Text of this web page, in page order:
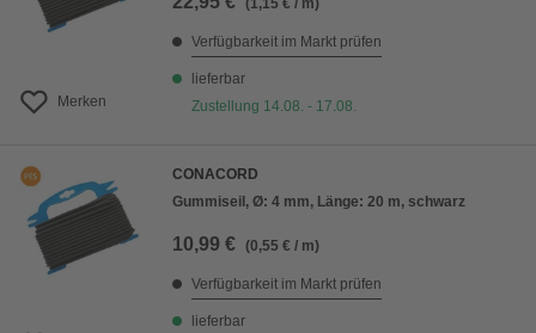
Merken
(1,15 € / m)
Verfügbarkeit im Markt prüfen
lieferbar
Zustellung 14.08. - 17.08.
CONACORD
Gummiseil, Ø: 4 mm, Länge: 20 m, schwarz
10,99 € (0,55 € / m)
Verfügbarkeit im Markt prüfen
lieferbar